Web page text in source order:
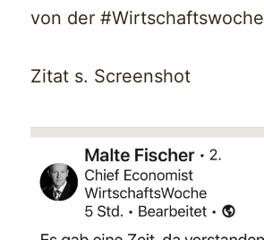
von der #Wirtschaftswoche
Zitat s. Screenshot